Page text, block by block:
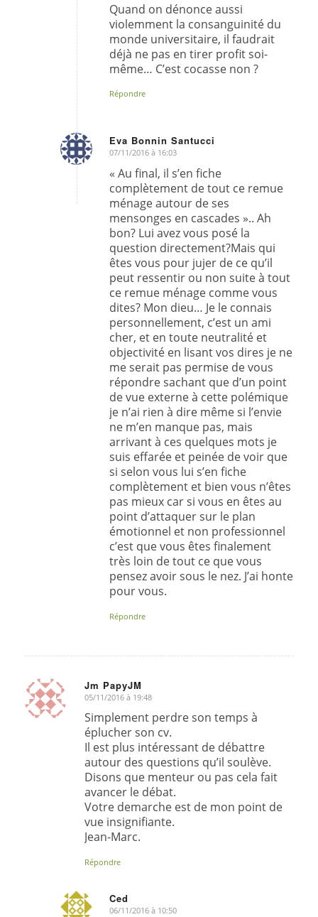
Quand on dénonce aussi
violemment la consanguinité du
monde universitaire, il faudrait
déjà ne pas en tirer profit soi-
même… C’est cocasse non ?
Répondre
Eva Bonnin Santucci
dit
07/11/2016 à 16:03
« Au final, il s’en fiche
complètement de tout ce remue
ménage autour de ses
mensonges en cascades ».. Ah
bon? Lui avez vous posé la
question directement?Mais qui
êtes vous pour jujer de ce qu’il
peut ressentir ou non suite à tout
ce remue ménage comme vous
dites? Mon dieu… Je le connais
personnellement, c’est un ami
cher, et en toute neutralité et
objectivité en lisant vos dires je ne
me serait pas permise de vous
répondre sachant que d’un point
de vue externe à cette polémique
je n’ai rien à dire même si l’envie
ne m’en manque pas, mais
arrivant à ces quelques mots je
suis effarée et peinée de voir que
si selon vous lui s’en fiche
complètement et bien vous n’êtes
pas mieux car si vous en êtes au
point d’attaquer sur le plan
émotionnel et non professionnel
c’est que vous êtes finalement
très loin de tout ce que vous
pensez avoir sous le nez. J’ai honte
pour vous.
Répondre
Jm PapyJM
dit
:
05/11/2016 à 19:48
Simplement perdre son temps à
éplucher son cv.
Il est plus intéressant de débattre
autour des questions qu’il soulève.
Disons que menteur ou pas cela fait
avancer le débat.
Votre demarche est de mon point de
vue insignifiante.
Jean-Marc.
Répondre
Ced
dit
06/11/2016 à 10:50